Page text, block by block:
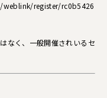
weblink/register/rc0b5426
なく、一般開催されいるセ